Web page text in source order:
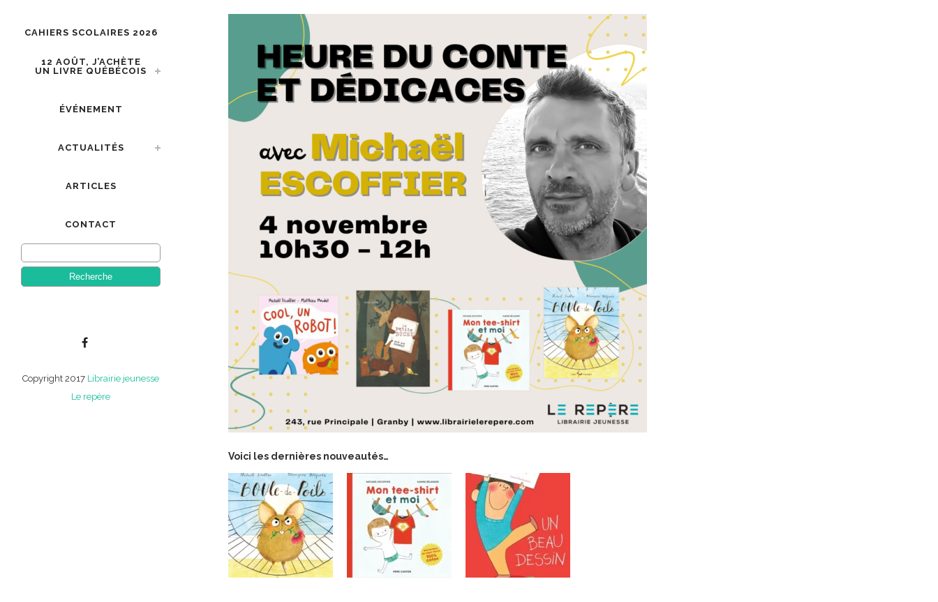
CAHIERS SCOLAIRES 2026
12 AOÛT, J’ACHÈTE
UN LIVRE QUÉBÉCOIS
ÉVÉNEMENT
ACTUALITÉS
ARTICLES
CONTACT
Copyright 2017 Librairie jeunesse
Le repère
Voici les dernières nouveautés…